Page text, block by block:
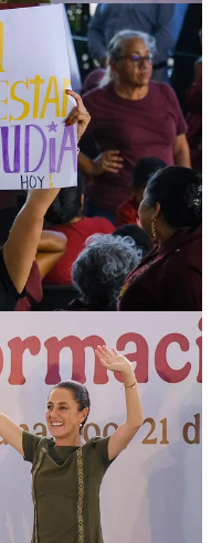
inversión en
apoyo en educación y
impulso a los pueblos
de las mujeres y, en
han salido de la pobreza.
del Tren Maya que
nuestra entidad. Gracias
en Chetumal; nuestro
alternativa de
integra a ese gran
sobre todo, por respaldar
y seguro”, aseveró la
quintanarroenses